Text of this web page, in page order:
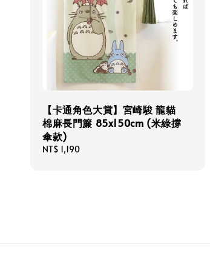
【卡通角色大賞】宮崎駿 龍貓
棉麻長門簾 85x150cm (米綠撐
傘款)
Regular
NT$ 1,190